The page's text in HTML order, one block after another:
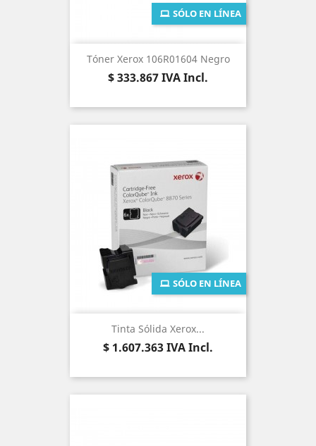
Tóner Xerox 106R01604 Negro
Precio
$ 333.867IVA Incl.
SÓLO EN LÍNEA
Tinta Sólida Xerox...
Precio
$ 1.607.363IVA Incl.
SÓLO EN LÍNEA